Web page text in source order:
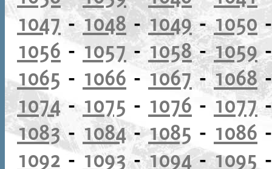
1047 -1048-1049-1050
1056 -1057 -1058-1059
1065 - 1066 -1067-1068
1074- 1075 - 1076 - 1077
1083- 1084-1085 - 1086
1092 - 1093-1094-1095